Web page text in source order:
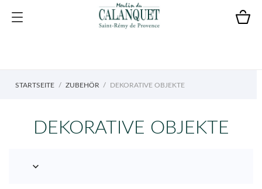
STARTSEITE ZUBEHÖR DEKORATIVE OBJEKTE
DEKORATIVE OBJEKTE
